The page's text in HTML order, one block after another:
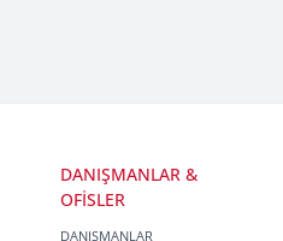
DANIŞMANLAR &
OFİSLER
DANIŞMANLAR